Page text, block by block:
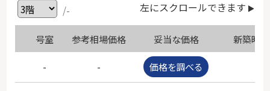
/- 左にスクロールできます
号室 参考相場価格 妥当な価格 新築時
- - 価格を調べる